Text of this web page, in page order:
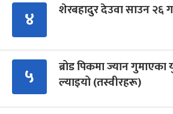
४ शेरबहादुर देउवा साउन २६
५
ब्रोड पिकमा ज्यान
ल्याइयो (तस्वीरहरू)